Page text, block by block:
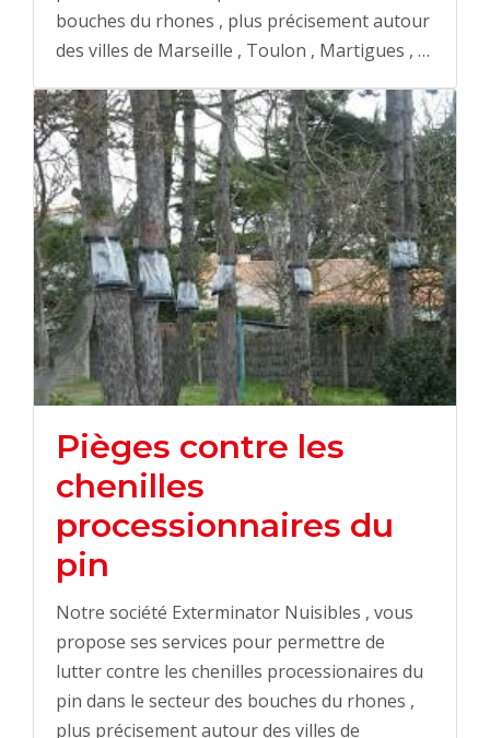
bouches du rhones , plus précisement autour
des villes de Marseille , Toulon , Martigues , …
Pièges contre les
chenilles
processionnaires du
pin
Notre société Exterminator Nuisibles , vous
propose ses services pour permettre de
lutter contre les chenilles processionaires du
pin dans le secteur des bouches du rhones ,
plus précisement autour des villes de